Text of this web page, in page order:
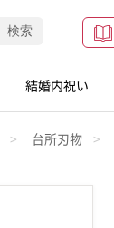
検索
結婚内祝い
台所刃物